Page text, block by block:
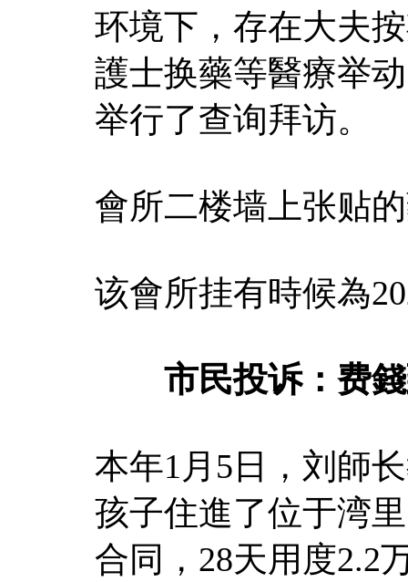
环境下，存在大夫
護士换藥等醫療举
举行了查询拜访。
會所二楼墙上张贴
该會所挂有時候為
市民投诉：费錢
本年1月5日，刘師
孩子住進了位于湾
合同，28天用度2.2